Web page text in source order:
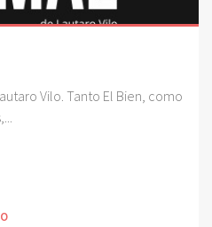
Vilo. Tanto El Bien, como